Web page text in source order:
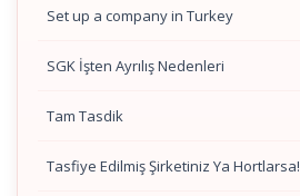
Set up a company in Turkey
SGK İşten Ayrılış Nedenleri
Tam Tasdik
Tasfiye Edilmiş Şirketiniz Ya Hortlarsa!